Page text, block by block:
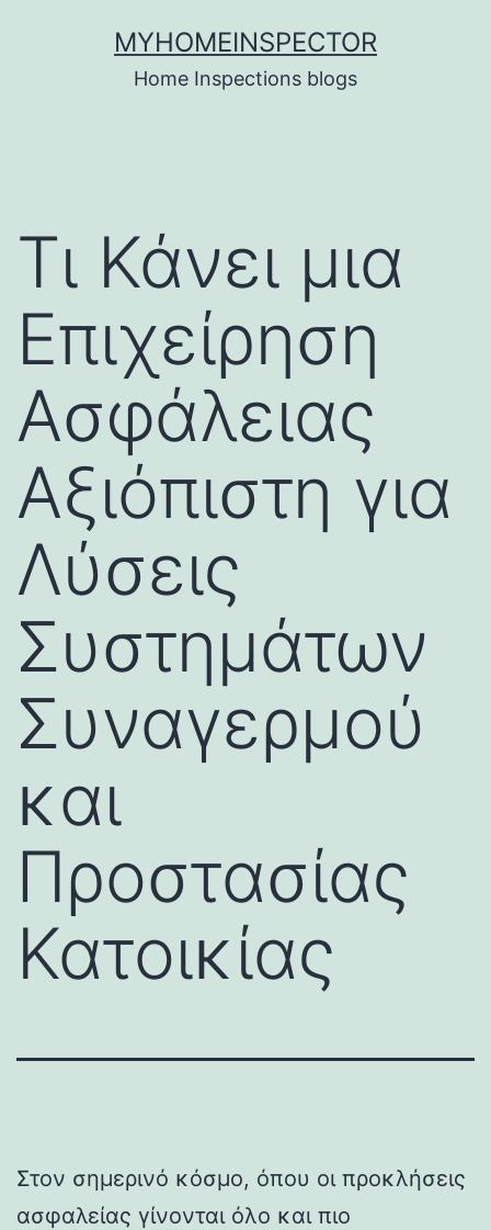
MYHOMEINSPECTOR
Home Inspections blogs
Τι Κάνει μια
Επιχείρηση
Ασφάλειας
Αξιόπιστη για
Λύσεις
Συστημάτων
Συναγερμού
και
Προστασίας
Κατοικίας
Στον σημερινό κόσμο, όπου οι προκλήσεις
ασφαλείας γίνονται όλο και πιο